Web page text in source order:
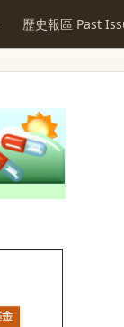
歷史報區 Past